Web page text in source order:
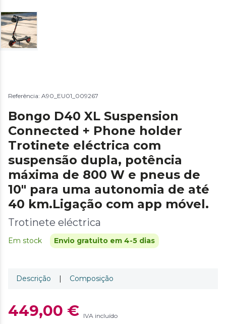
Referência: A90_EU01_009267
Bongo D40 XL Suspension
Connected + Phone holder
Trotinete eléctrica com
suspensão dupla, potência
máxima de 800 W e pneus de
10" para uma autonomia de até
40 km.Ligação com app móvel.
Trotinete eléctrica
Em stock Envio gratuito em 4-5 dias
Descrição | Composição
449,00 € IVA incluído